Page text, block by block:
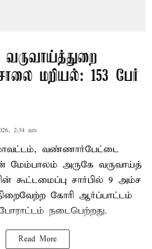
மறியல்: 153 பேர்
2:34 am
மாவட்டம், வண்ணார்பேட்டை
மேம்பாலம் அருகே வருவாய்த்
கூட்டமைப்பு சார்பில் 9 அம்ச
கோரி ஆர்ப்பாட்டம்
நடைபெற்றது.
Read More